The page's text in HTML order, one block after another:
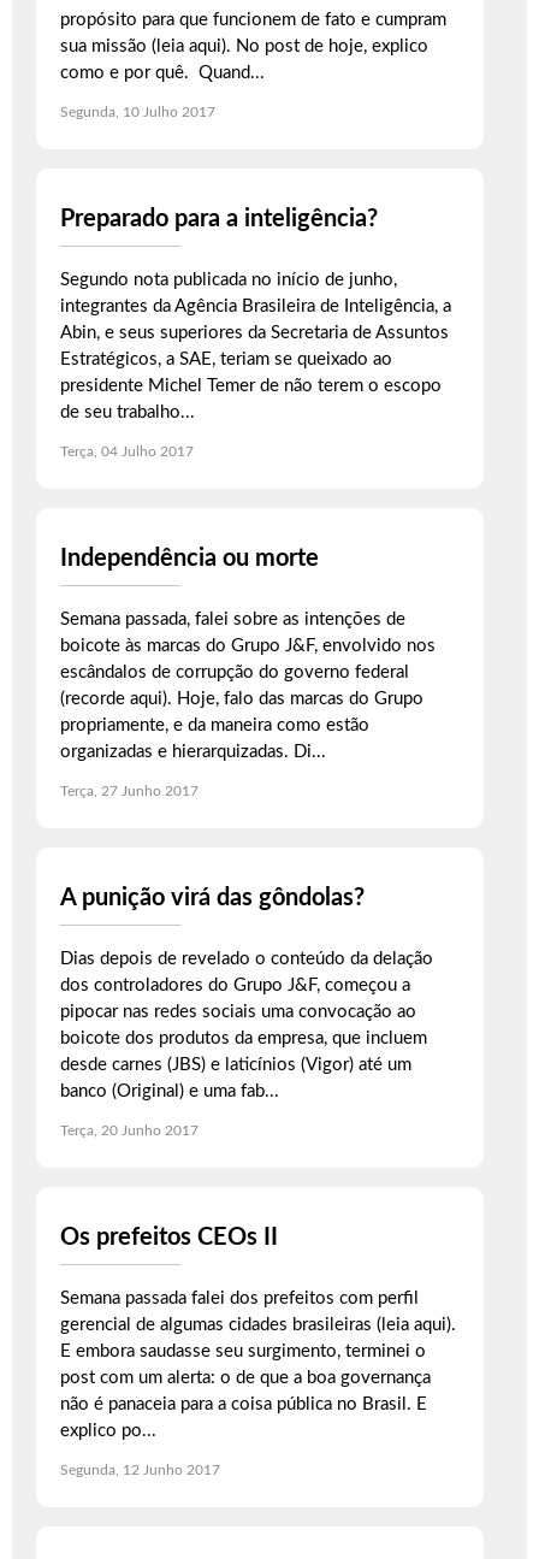
propósito para que funcionem de fato e cumpram
sua missão (leia aqui). No post de hoje, explico
como e por quê. Quand...
Segunda, 10 Julho 2017
Preparado para a inteligência?
Segundo nota publicada no início de junho,
integrantes da Agência Brasileira de Inteligência, a
Abin, e seus superiores da Secretaria de Assuntos
Estratégicos, a SAE, teriam se queixado ao
presidente Michel Temer de não terem o escopo
de seu trabalho...
Terça, 04 Julho 2017
Independência ou morte
Semana passada, falei sobre as intenções de
boicote às marcas do Grupo J&F, envolvido nos
escândalos de corrupção do governo federal
(recorde aqui). Hoje, falo das marcas do Grupo
propriamente, e da maneira como estão
organizadas e hierarquizadas. Di...
Terça, 27 Junho 2017
A punição virá das gôndolas?
Dias depois de revelado o conteúdo da delação
dos controladores do Grupo J&F, começou a
pipocar nas redes sociais uma convocação ao
boicote dos produtos da empresa, que incluem
desde carnes (JBS) e laticínios (Vigor) até um
banco (Original) e uma fab...
Terça, 20 Junho 2017
Os prefeitos CEOs II
Semana passada falei dos prefeitos com perfil
gerencial de algumas cidades brasileiras (leia aqui).
E embora saudasse seu surgimento, terminei o
post com um alerta: o de que a boa governança
não é panaceia para a coisa pública no Brasil. E
explico po...
Segunda, 12 Junho 2017